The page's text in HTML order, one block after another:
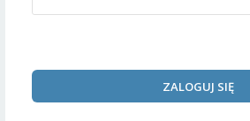
ZALOGUJ SIĘ